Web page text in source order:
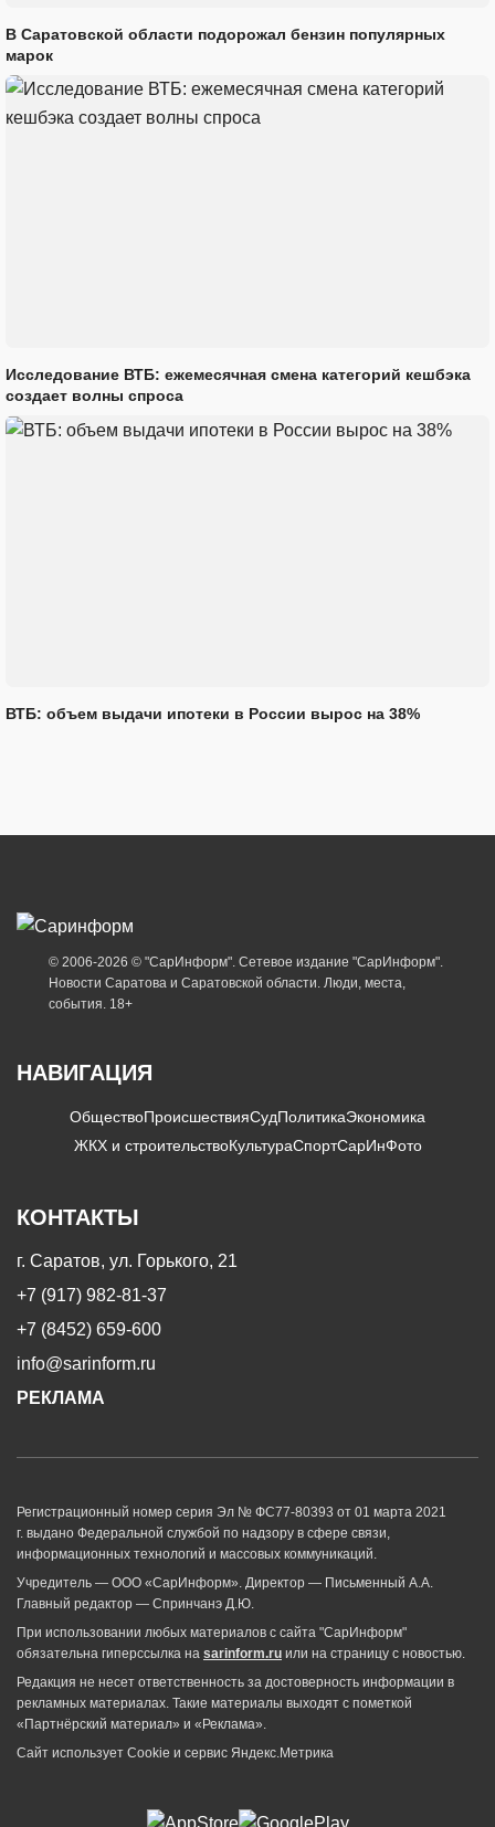
В Саратовской области подорожал бензин популярных
марок
Исследование ВТБ: ежемесячная смена категорий кешбэка
создает волны спроса
ВТБ: объем выдачи ипотеки в России вырос на 38%
© 2006-2026 © "СарИнформ". Сетевое издание "СарИнформ".
Новости Саратова и Саратовской области. Люди, места,
события. 18+
НАВИГАЦИЯ
ОбществоПроисшествияСудПолитикаЭкономика
ЖКХ и строительствоКультураСпортСарИнФото
КОНТАКТЫ
г. Саратов, ул. Горького, 21
+7 (917) 982-81-37
+7 (8452) 659-600
info@sarinform.ru
РЕКЛАМА
Регистрационный номер серия Эл № ФС77-80393 от 01 марта 2021
г. выдано Федеральной службой по надзору в сфере связи,
информационных технологий и массовых коммуникаций.
Учредитель — ООО «СарИнформ». Директор — Письменный А.А.
Главный редактор — Спринчанэ Д.Ю.
При использовании любых материалов с сайта "СарИнформ"
обязательна гиперссылка на sarinform.ru или на страницу с новостью.
Редакция не несет ответственность за достоверность информации в
рекламных материалах. Такие материалы выходят с пометкой
«Партнёрский материал» и «Реклама».
Сайт использует Cookie и сервиc Яндекс.Метрика